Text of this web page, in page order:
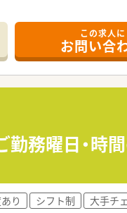
るため、ご自身の生
から60枚ほど応需し
域医療にしっかりと
考える薬剤師へ向け
、資金繰りや店舗立
に刺激し合いなが
なく誰でも自由に意
切磋琢磨しながらス
知識を吸収しながら
この求人に
お問い合
務曜日・時
り シフト制 大手チ